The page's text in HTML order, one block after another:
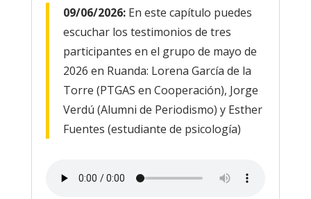
09/06/2026: En este capítulo puedes
escuchar los testimonios de tres
participantes en el grupo de mayo de
2026 en Ruanda: Lorena García de la
Torre (PTGAS en Cooperación), Jorge
Verdú (Alumni de Periodismo) y Esther
Fuentes (estudiante de psicología)